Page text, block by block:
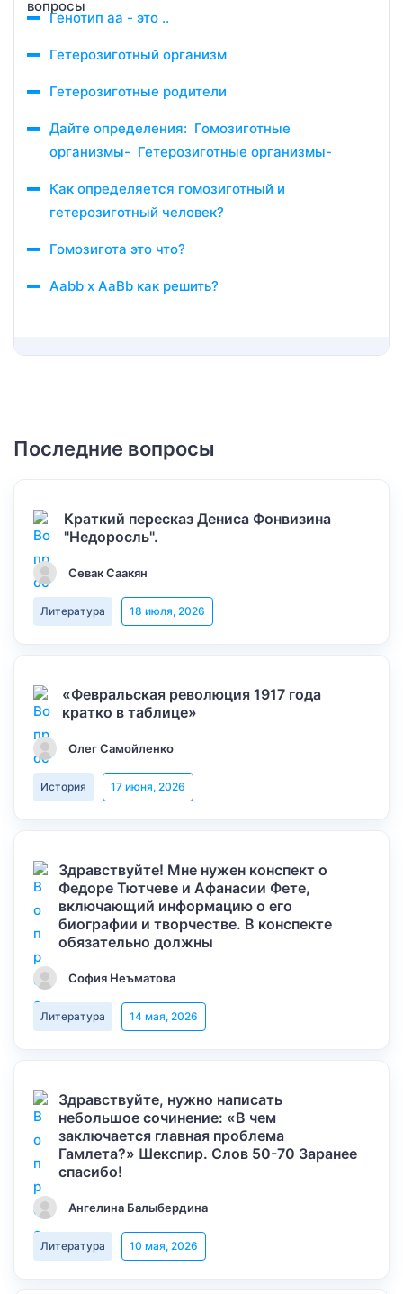
Генотип аа - это ..
Гетерозиготный организм
Гетерозиготные родители
Дайте определения: Гомозиготные
организмы- Гетерозиготные организмы-
Как определяется гомозиготный и
гетерозиготный человек?
Гомозигота это что?
Aabb x AaBb как решить?
Последние вопросы
Краткий пересказ Дениса Фонвизина
"Недоросль".
Севак Саакян
Литература 18 июля, 2026
«Февральская революция 1917 года
кратко в таблице»
Олег Самойленко
История 17 июня, 2026
Здравствуйте! Мне нужен конспект о
Федоре Тютчеве и Афанасии Фете,
включающий информацию о его
биографии и творчестве. В конспекте
обязательно должны
София Неъматова
Литература 14 мая, 2026
Здравствуйте, нужно написать
небольшое сочинение: «В чем
заключается главная проблема
Гамлета?» Шекспир. Слов 50-70 Заранее
спасибо!
Ангелина Балыбердина
Литература 10 мая, 2026